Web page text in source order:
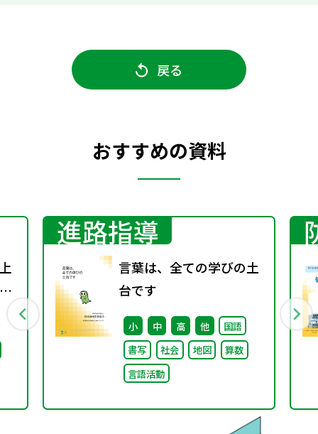
戻る
おすすめの資料
進路指導
言葉は、全ての学びの土
台です
小 中 高 他
国語
書写
社会 地図
算数
言語活動